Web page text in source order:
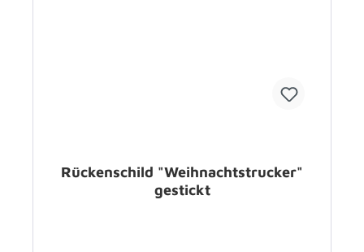
Rückenschild "Weihnachtstrucker"
gestickt